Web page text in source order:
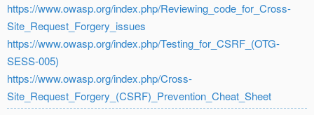
https://www.owasp.org/index.php/Reviewing_code_for_Cross-
Site_Request_Forgery_issues
https://www.owasp.org/index.php/Testing_for_CSRF_(OTG-
SESS-005)
https://www.owasp.org/index.php/Cross-
Site_Request_Forgery_(CSRF)_Prevention_Cheat_Sheet